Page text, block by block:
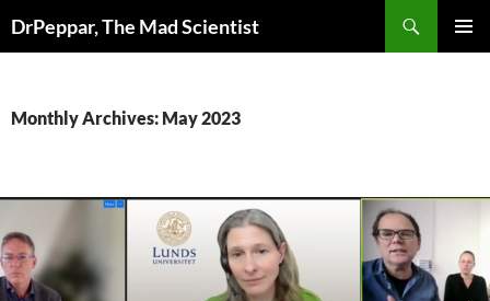
toDrPeppar, The Mad Scientist
Monthly Archives: May 2023